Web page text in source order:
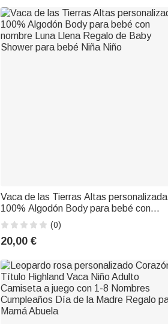
Vaca de las Tierras Altas personalizada
100% Algodón Body para bebé con
nombre Luna Llena Regalo de Baby
Shower para bebé Niña Niño
(0)
20,00 €